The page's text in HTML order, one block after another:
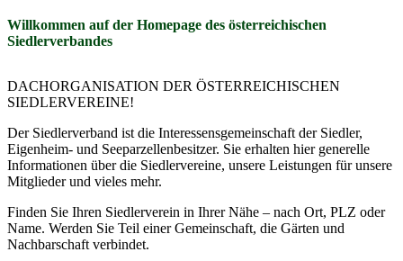
Gartentipps
Willkommen auf der Homepage des österreichischen
Siedlerverbandes
DACHORGANISATION DER ÖSTERREICHISCHEN
SIEDLERVEREINE!
Der Siedlerverband ist die Interessensgemeinschaft der Siedler,
Eigenheim- und Seeparzellenbesitzer. Sie erhalten hier generelle
Informationen über die Siedlervereine, unsere Leistungen für unsere
Mitglieder und vieles mehr.
Finden Sie Ihren Siedlerverein in Ihrer Nähe – nach Ort, PLZ oder
Name. Werden Sie Teil einer Gemeinschaft, die Gärten und
Nachbarschaft verbindet.